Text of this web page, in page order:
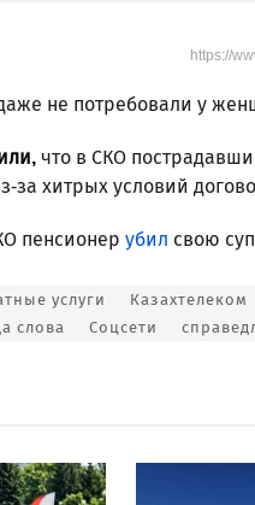
https://
не потребовали у
что в СКО
за хитрых условий
пенсионер убил свою
услуги Казахтелеком
слова Соцсети